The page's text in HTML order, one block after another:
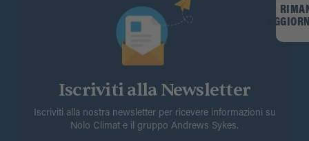
Iscriviti alla Newsletter
Iscriviti alla nostra newsletter per ricevere informazioni su
Nolo Climat e il gruppo Andrews Sykes.